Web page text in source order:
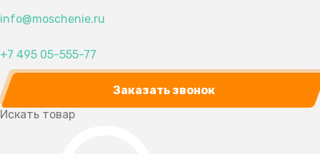
info@moschenie.ru
+7 495 05-555-77
Заказать звонок